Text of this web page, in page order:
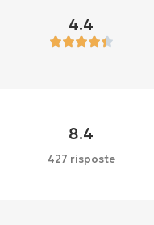
4.4
8.4
427 risposte